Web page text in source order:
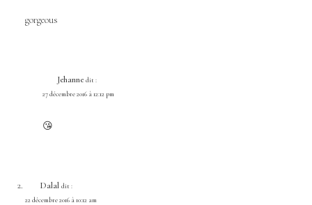
gorgeous
Jehanne dit :
27 décembre 2016 à 12:12 pm
😘
Dalal dit :
22 décembre 2016 à 10:12 am